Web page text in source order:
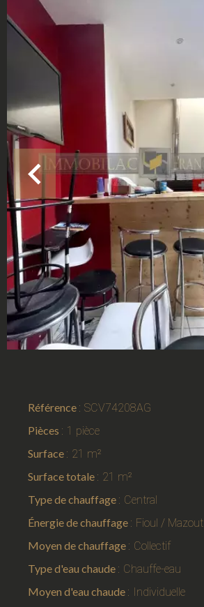
Référence SCV74208AG
Pièces
1 pièce
Surface
21 m²
Surface totale
21 m²
Type de chauffage
Central
Énergie de chauffage
Fioul / Mazout
Moyen de chauffage
Collectif
Type d'eau chaude
Chauffe-eau
Moyen d'eau chaude
Individuelle